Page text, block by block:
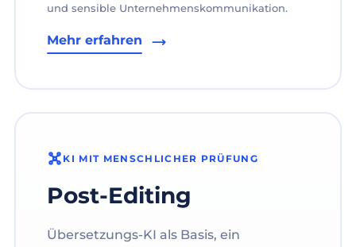
und sensible Unternehmenskommunikation.
Mehr erfahren
KI MIT MENSCHLICHER PRÜFUNG
Post-Editing
Übersetzungs-KI als Basis, ein